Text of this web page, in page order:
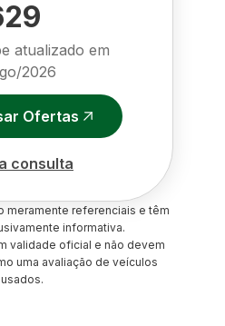
atualizado em
2026
Ofertas
consulta
meramente referenciais e têm
informativa.
validade oficial e não devem
uma avaliação de veículos
usados.